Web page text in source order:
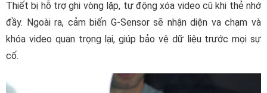
Thiết bị hỗ trợ ghi vòng lặp, tự động xóa video cũ khi thẻ nhớ
đầy. Ngoài ra, cảm biến G-Sensor sẽ nhận diện va chạm và
khóa video quan trọng lại, giúp bảo vệ dữ liệu trước mọi sự
cố.